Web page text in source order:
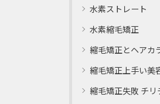
水素ストレート
水素縮毛矯正
縮毛矯正とヘアカ
縮毛矯正上手い美
縮毛矯正失敗 チリチリ